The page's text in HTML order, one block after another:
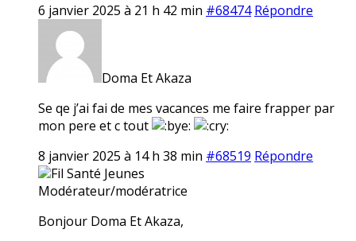
6 janvier 2025 à 21 h 42 min #68474 Répondre
Doma Et Akaza
Se qe j’ai fai de mes vacances me faire frapper par
mon pere et c tout
8 janvier 2025 à 14 h 38 min #68519 Répondre
Fil Santé Jeunes
Modérateur/modératrice
Bonjour Doma Et Akaza,